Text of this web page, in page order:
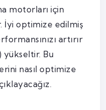
motorları için
İyi optimize edilmiş
artırır
yükseltir. Bu
nasıl optimize